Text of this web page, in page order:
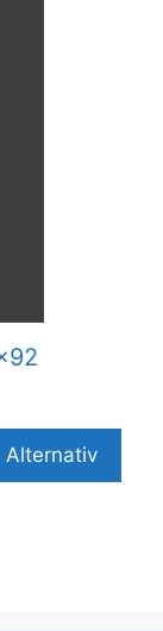
Alternativ